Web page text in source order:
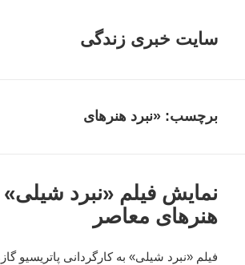
سایت خبری زندگی
برچسب: «نبرد هنرهای
نمایش فیلم «نبرد
هنرهای معاصر
فیلم «نبرد شیلی» به کارگردانی پاتریسیو